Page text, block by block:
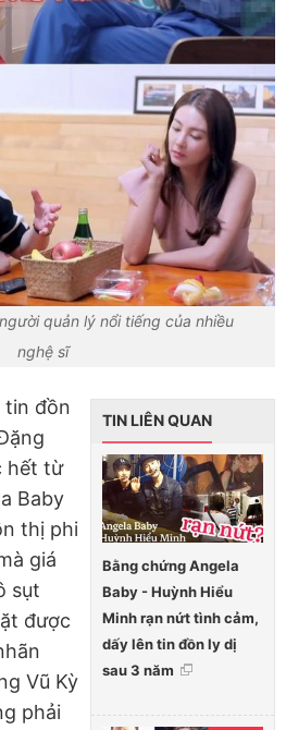
quản lý nổi tiếng của nhiều
nghệ sĩ
TIN LIÊN QUAN
Bằng chứng Angela
Baby - Huỳnh Hiểu
Minh rạn nứt tình cảm,
dấy lên tin đồn ly dị
sau 3 năm
tin đồn
hết từ
Baby
thị phi
giá
sụt
được
Vũ Kỳ
phải